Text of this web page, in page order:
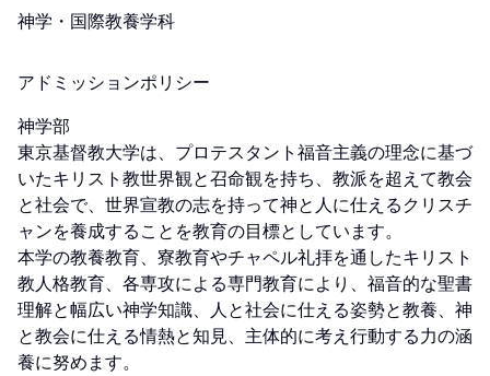
神学・国際教養学科
アドミッションポリシー
神学部
東京基督教大学は、プロテスタント福音主義の理念に基づ
いたキリスト教世界観と召命観を持ち、教派を超えて教会
と社会で、世界宣教の志を持って神と人に仕えるクリスチ
ャンを養成することを教育の目標としています。
本学の教養教育、寮教育やチャペル礼拝を通したキリスト
教人格教育、各専攻による専門教育により、福音的な聖書
理解と幅広い神学知識、人と社会に仕える姿勢と教養、神
と教会に仕える情熱と知見、主体的に考え行動する力の涵
養に努めます。